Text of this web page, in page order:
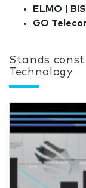
ELMO |
GO
Stands
Technology